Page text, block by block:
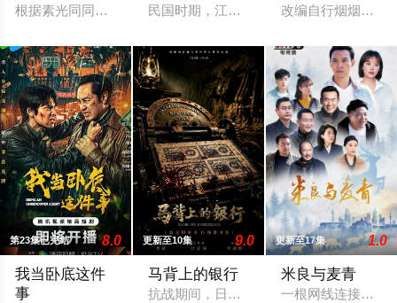
根据素光同同名小说改编。江逾白长大以后，林知夏忽然对他说
民国时期，江淮与迅哥组成说书班子，偶
改编自行烟烟的同
第23集已完结 8.0
我当卧底这件
事
更新至10集 9.0
马背上的银行
抗战期间，日伪政府强行推广、使用由“
更新至17集 1.0
米良与麦青
一根网线连接了中